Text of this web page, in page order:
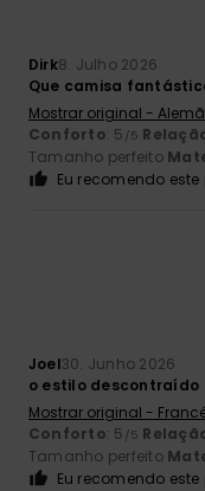
Dirk8. Julho 2026
Que camisa
Mostrar original -
Conforto: 5 /5
Tamanho perfeito
Eu recomendo
Joel30. Junho 2026
o estilo descontraído
Mostrar original -
Conforto: 5 /5
Tamanho perfeito
Eu recomendo